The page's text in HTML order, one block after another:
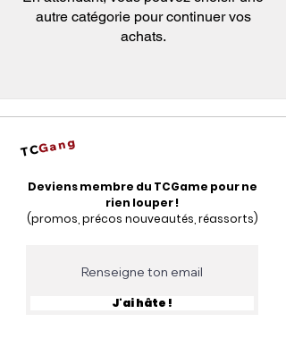
autre catégorie pour continuer vos
achats.
Deviens membre du TCGame pour ne
rien louper !
(promos, précos nouveautés, réassorts)
J'ai hâte !
TCGang